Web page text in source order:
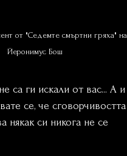
от "Седемте смъртни гряха" на
Йеронимус Бош
са ги искали от вас... А и
се, че сговорчивостта
някак си никога не се